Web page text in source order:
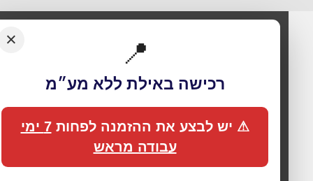
🍪 אנחנו משתמשים בעוגיות כדי לשפר את החוויה
שלך
📍
רכישה באילת ללא מע״מ
⚠ יש לבצע את ההזמנה לפחות 7 ימי
עבודה מראש